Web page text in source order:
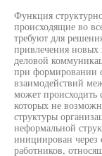
Функция
происходящие во
требуют для
привлечения
деловой
при формировании
взаимодействий
может происходить
которых не
структуры
неформальной
инициирован через
работников,